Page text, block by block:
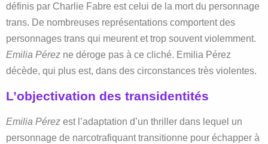
définis par Charlie Fabre est celui de la mort du personnage
trans. De nombreuses représentations comportent des
personnages trans qui meurent et trop souvent violemment.
Emilia Pérez ne déroge pas à ce cliché. Emilia Pérez
décède, qui plus est, dans des circonstances très violentes.
L’objectivation des transidentités
Emilia Pérez est l’adaptation d’un thriller dans lequel un
personnage de narcotrafiquant transitionne pour échapper à